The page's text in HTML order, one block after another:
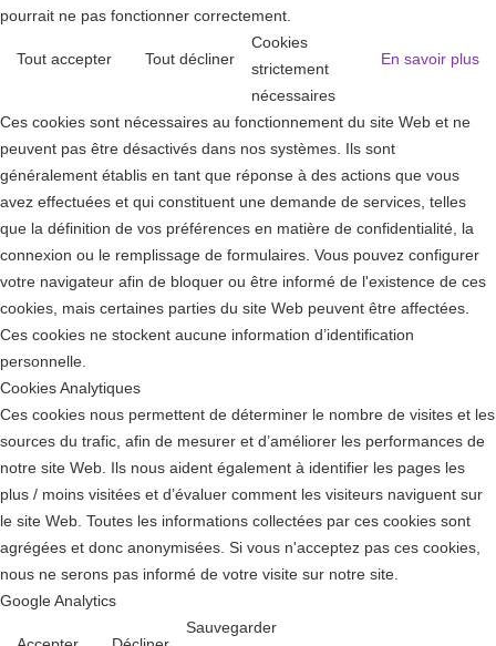
pourrait ne pas fonctionner correctement.
Tout accepter Tout décliner En savoir plus
Cookies
strictement
nécessaires
Ces cookies sont nécessaires au fonctionnement du site Web et ne
peuvent pas être désactivés dans nos systèmes. Ils sont
généralement établis en tant que réponse à des actions que vous
avez effectuées et qui constituent une demande de services, telles
que la définition de vos préférences en matière de confidentialité, la
connexion ou le remplissage de formulaires. Vous pouvez configurer
votre navigateur afin de bloquer ou être informé de l'existence de ces
cookies, mais certaines parties du site Web peuvent être affectées.
Ces cookies ne stockent aucune information d’identification
personnelle.
Cookies Analytiques
Ces cookies nous permettent de déterminer le nombre de visites et les
sources du trafic, afin de mesurer et d’améliorer les performances de
notre site Web. Ils nous aident également à identifier les pages les
plus / moins visitées et d’évaluer comment les visiteurs naviguent sur
le site Web. Toutes les informations collectées par ces cookies sont
agrégées et donc anonymisées. Si vous n'acceptez pas ces cookies,
nous ne serons pas informé de votre visite sur notre site.
Google Analytics
Sauvegarder